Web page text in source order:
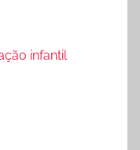
infantil